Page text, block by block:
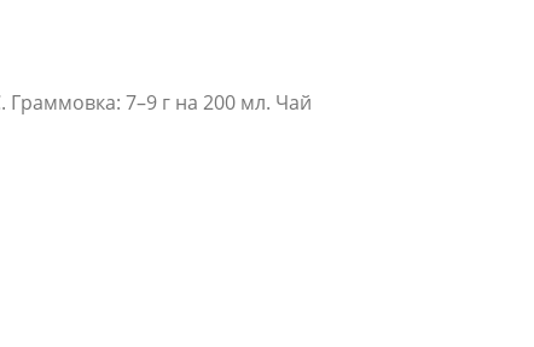
7–9 г на 200 мл. Чай